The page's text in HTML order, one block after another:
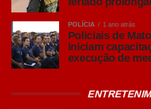
internações, que podem passar
2,7 mil por mês. Também existe
economia de 35% por
leitos que vão passar de 362
de serviço público para o
POLÍCIA 1 ano atrás
Policiais de
iniciam
execução de